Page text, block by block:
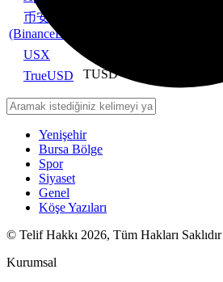
币安人生
(BinanceLife)
USX USX
TrueUSD
TUSD
Yenişehir
Bursa Bölge
Spor
Siyaset
Genel
Köşe Yazıları
© Telif Hakkı 2026, Tüm Hakları Saklıdır
Kurumsal